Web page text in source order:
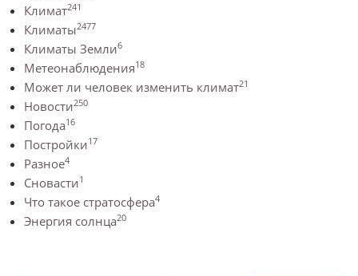
Климат241
Климаты2477
Климаты Земли6
Метеонаблюдения18
Может ли человек изменить климат21
Новости250
Погода16
Постройки17
Разное4
Сновасти1
Что такое стратосфера4
Энергия солнца20